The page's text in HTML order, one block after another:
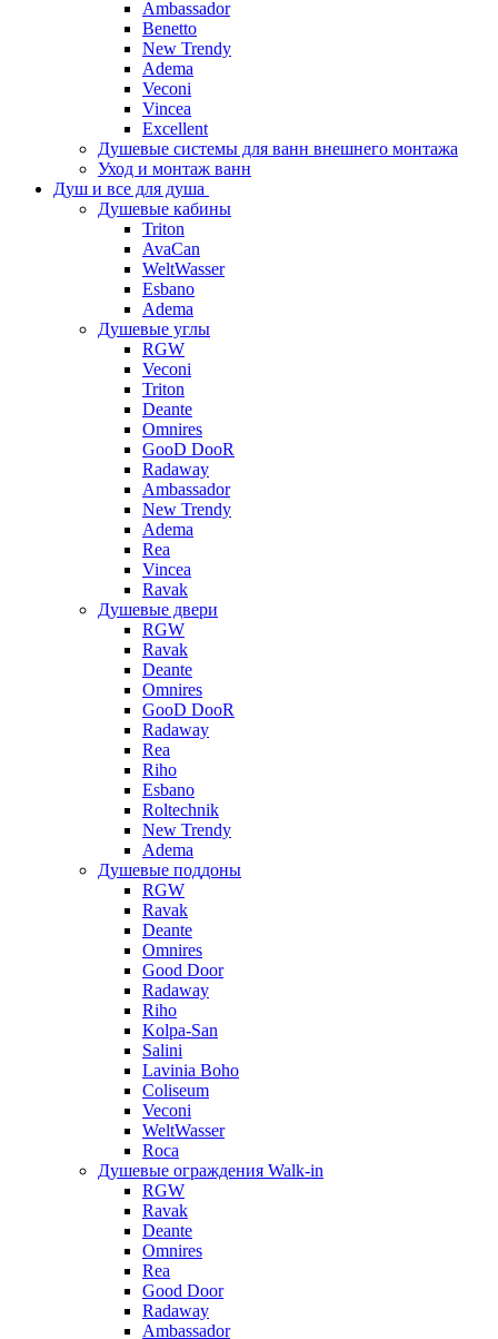
Ambassador
Benetto
New Trendy
Adema
Veconi
Vincea
Excellent
Душевые системы для ванн внешнего монтажа
Уход и монтаж ванн
Душ и все для душа
Душевые кабины
Triton
AvaCan
WeltWasser
Esbano
Adema
Душевые углы
RGW
Veconi
Triton
Deante
Omnires
GooD DooR
Radaway
Ambassador
New Trendy
Adema
Rea
Vincea
Ravak
Душевые двери
RGW
Ravak
Deante
Omnires
GooD DooR
Radaway
Rea
Riho
Esbano
Roltechnik
New Trendy
Adema
Душевые поддоны
RGW
Ravak
Deante
Omnires
Good Door
Radaway
Riho
Kolpa-San
Salini
Lavinia Boho
Coliseum
Veconi
WeltWasser
Roca
Душевые ограждения Walk-in
RGW
Ravak
Deante
Omnires
Rea
Good Door
Radaway
Ambassador